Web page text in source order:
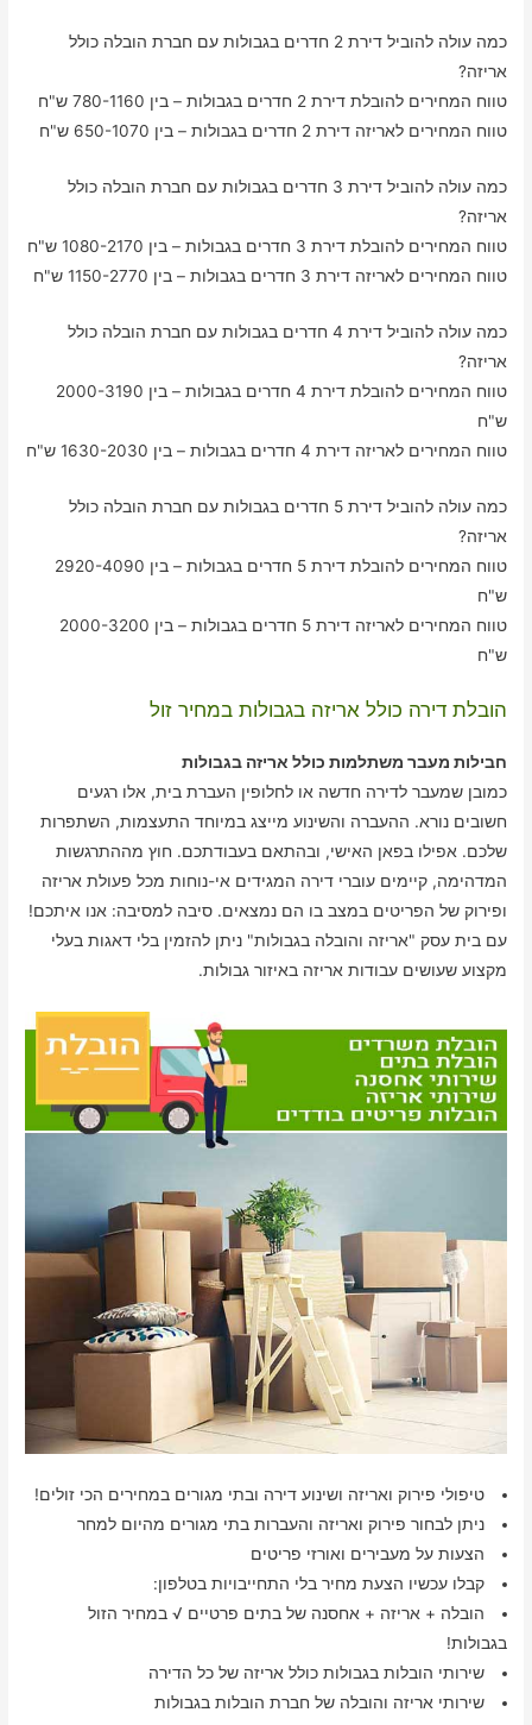
כמה עולה להוביל דירת 2 חדרים בגבולות עם חברת הובלה כולל
אריזה?
טווח המחירים להובלת דירת 2 חדרים בגבולות – בין 780-1160 ש"ח
טווח המחירים לאריזה דירת 2 חדרים בגבולות – בין 650-1070 ש"ח
כמה עולה להוביל דירת 3 חדרים בגבולות עם חברת הובלה כולל
אריזה?
טווח המחירים להובלת דירת 3 חדרים בגבולות – בין 1080-2170 ש"ח
טווח המחירים לאריזה דירת 3 חדרים בגבולות – בין 1150-2770 ש"ח
כמה עולה להוביל דירת 4 חדרים בגבולות עם חברת הובלה כולל
אריזה?
טווח המחירים להובלת דירת 4 חדרים בגבולות – בין 2000-3190
ש"ח
טווח המחירים לאריזה דירת 4 חדרים בגבולות – בין 1630-2030 ש"ח
כמה עולה להוביל דירת 5 חדרים בגבולות עם חברת הובלה כולל
אריזה?
טווח המחירים להובלת דירת 5 חדרים בגבולות – בין 2920-4090
ש"ח
טווח המחירים לאריזה דירת 5 חדרים בגבולות – בין 2000-3200
ש"ח
הובלת דירה כולל אריזה בגבולות במחיר זול
חבילות מעבר משתלמות כולל אריזה בגבולות
כמובן שמעבר לדירה חדשה או לחלופין העברת בית, אלו רגעים
חשובים נורא. ההעברה והשינוע מייצג במיוחד התעצמות, השתפרות
שלכם. אפילו בפאן האישי, ובהתאם בעבודתכם. חוץ מההתרגשות
המדהימה, קיימים עוברי דירה המגידים אי-נוחות מכל פעולת אריזה
ופירוק של הפריטים במצב בו הם נמצאים. סיבה למסיבה: אנו איתכם!
עם בית עסק "אריזה והובלה בגבולות" ניתן להזמין בלי דאגות בעלי
מקצוע שעושים עבודות אריזה באיזור גבולות.
טיפולי פירוק ואריזה ושינוע דירה ובתי מגורים במחירים הכי זולים!
ניתן לבחור פירוק ואריזה והעברות בתי מגורים מהיום למחר
הצעות על מעבירים ואורזי פריטים
קבלו עכשיו הצעת מחיר בלי התחייבויות בטלפון:
הובלה + אריזה + אחסנה של בתים פרטיים √ במחיר הזול
בגבולות!
שירותי הובלות בגבולות כולל אריזה של כל הדירה
שירותי אריזה והובלה של חברת הובלות בגבולות